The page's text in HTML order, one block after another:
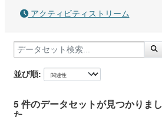
アクティビティストリーム
並び順
5 件のデータセットが見つかりまし